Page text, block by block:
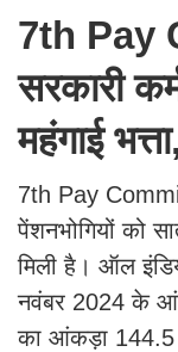
7th Pay
सरकारी
महंगाई
7th Pay
पेंशनभोगियों को
मिली है। ऑल
नवंबर 2024 के
का आंकड़ा 144.5